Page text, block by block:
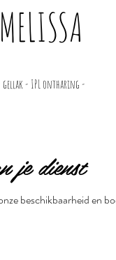
MELISSA
gellak - IPL ontharing -
je dienst
beschikbaarheid en